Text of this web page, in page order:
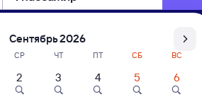
Сентябрь 2026
СР ЧТ ПТ СБ ВС
2 3 4 5 6